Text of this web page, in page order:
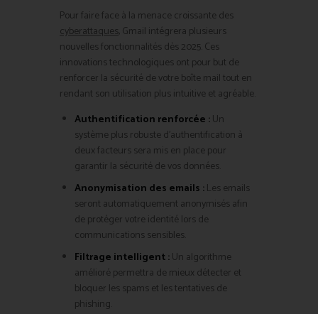
Pour faire face à la menace croissante des
cyberattaques, Gmail intégrera plusieurs
nouvelles fonctionnalités dès 2025. Ces
innovations technologiques ont pour but de
renforcer la sécurité de votre boîte mail tout en
rendant son utilisation plus intuitive et agréable.
Authentification renforcée :Un
système plus robuste d’authentification à
deux facteurs sera mis en place pour
garantir la sécurité de vos données.
Anonymisation des emails :Les emails
seront automatiquement anonymisés afin
de protéger votre identité lors de
communications sensibles.
Filtrage intelligent :Un algorithme
amélioré permettra de mieux détecter et
bloquer les spams et les tentatives de
phishing.